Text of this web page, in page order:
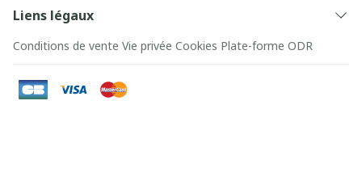
Liens légaux
Conditions de vente Vie privée Cookies Plate-forme ODR